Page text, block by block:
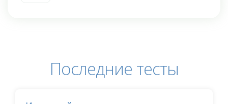
Последние тесты